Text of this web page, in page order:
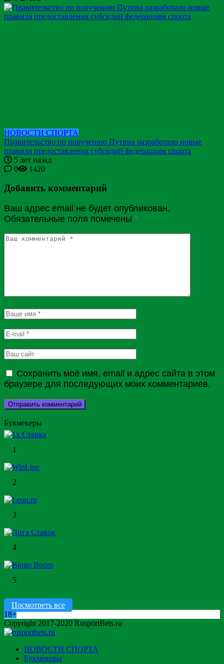
НОВОСТИ СПОРТА
Правительство по поручению Путина разработало новые
правила предоставления субсидий федерациям спорта
5 лет назад
0
1420
Добавить комментарий
Ваш адрес email не будет опубликован.
Обязательные поля помечены *
Сохранить моё имя, email и адрес сайта в этом
браузере для последующих моих комментариев.
Букмекеры
1
2
3
4
5
Посмотреть все
18+
Copyright 2017-2020 RusportBets.ru
НОВОСТИ СПОРТА
Букмекеры